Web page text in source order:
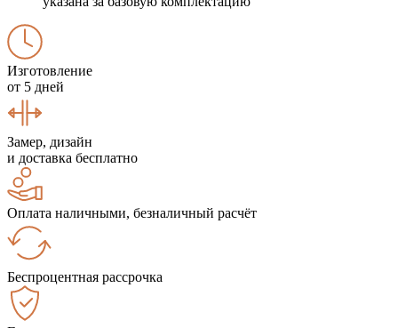
Изготовление
от 5 дней
Замер, дизайн
и доставка бесплатно
Оплата наличными, безналичный расчёт
Беспроцентная рассрочка